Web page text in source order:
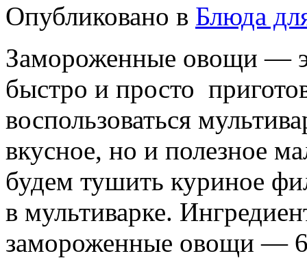
Опубликовано в Блюда
Замороженные овощи —
быстро и просто
воспользоваться
вкусное, но и полезное
будем тушить куриное
в мультиварке.
замороженные овощи —